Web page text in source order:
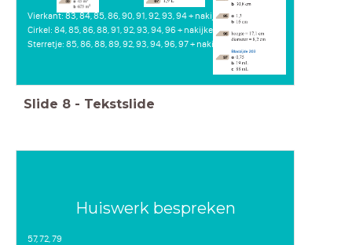
Vierkant: 83, 84, 85, 86, 90, 91, 92, 93, 94 + nakijken
Cirkel: 84, 85, 86, 88, 91, 92, 93, 94, 96 + nakijken
Sterretje: 85, 86, 88, 89, 92, 93, 94, 96, 97 + nakijken
Slide 8 - Tekstslide
Huiswerk bespreken
57, 72, 79